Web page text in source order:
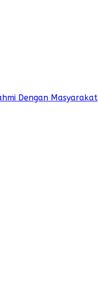
Dengan Masyarakat